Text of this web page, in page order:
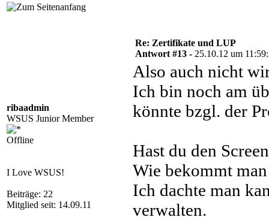
ribaadmin
WSUS Junior Member
Offline
I Love WSUS!
Beiträge: 22
Mitglied seit: 14.09.11
Re: Zertifikate und LUP
Antwort #13 - 25.10.12 um
Also auch nicht
Ich bin noch am
könnte bzgl. der
Hast du den
Wie bekommt
Ich dachte man
verwalten.